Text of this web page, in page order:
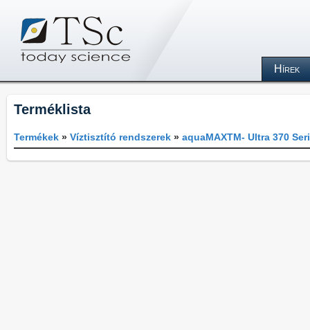
Hírek
Terméklista
Termékek » Víztisztító rendszerek » aquaMAXTM- Ultra 370